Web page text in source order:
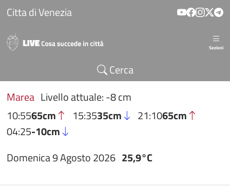
Salta al contenuto principale
Citta di Venezia
Sezioni
Cerca
Marea Livello attuale: -8 cm
10:5565cm 15:3535cm 21:1065cm
04:25-10cm
Domenica 9 Agosto 2026 25,9°C